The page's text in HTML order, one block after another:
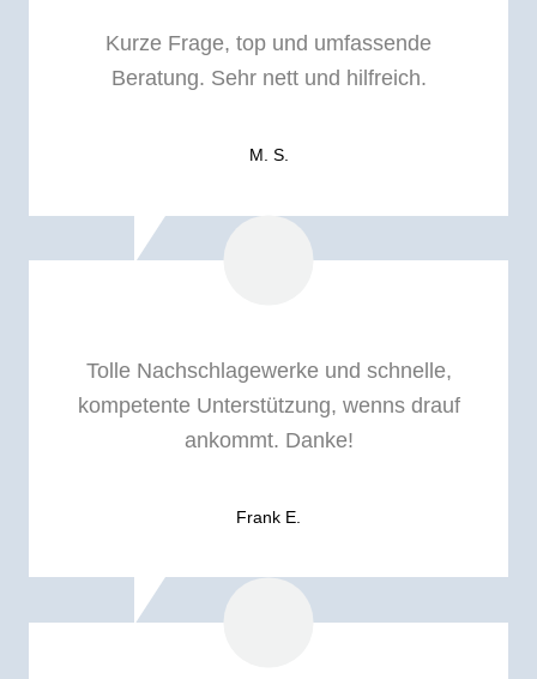
Kurze Frage, top und umfassende
Beratung. Sehr nett und hilfreich.
M. S.
Tolle Nachschlagewerke und schnelle,
kompetente Unterstützung, wenns drauf
ankommt. Danke!
Frank E.